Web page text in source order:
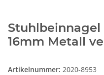
16mm Metall
Artikelnummer: 2020-8953